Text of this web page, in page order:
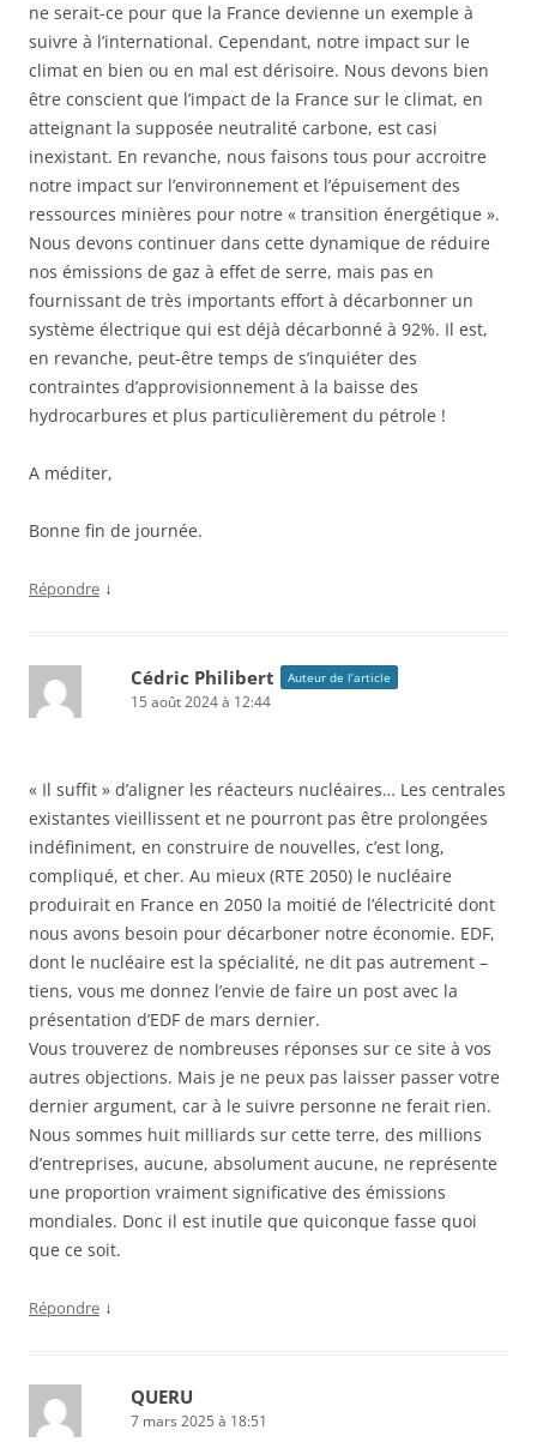
ne serait-ce pour que la France devienne un exemple à
suivre à l’international. Cependant, notre impact sur le
climat en bien ou en mal est dérisoire. Nous devons bien
être conscient que l’impact de la France sur le climat, en
atteignant la supposée neutralité carbone, est casi
inexistant. En revanche, nous faisons tous pour accroitre
notre impact sur l’environnement et l’épuisement des
ressources minières pour notre « transition énergétique ».
Nous devons continuer dans cette dynamique de réduire
nos émissions de gaz à effet de serre, mais pas en
fournissant de très importants effort à décarbonner un
système électrique qui est déjà décarbonné à 92%. Il est,
en revanche, peut-être temps de s’inquiéter des
contraintes d’approvisionnement à la baisse des
hydrocarbures et plus particulièrement du pétrole !
A méditer,
Bonne fin de journée.
Répondre ↓
Cédric Philibert Auteur de l’article
15 août 2024 à 12:44
« Il suffit » d’aligner les réacteurs nucléaires… Les centrales
existantes vieillissent et ne pourront pas être prolongées
indéfiniment, en construire de nouvelles, c’est long,
compliqué, et cher. Au mieux (RTE 2050) le nucléaire
produirait en France en 2050 la moitié de l’électricité dont
nous avons besoin pour décarboner notre économie. EDF,
dont le nucléaire est la spécialité, ne dit pas autrement –
tiens, vous me donnez l’envie de faire un post avec la
présentation d’EDF de mars dernier.
Vous trouverez de nombreuses réponses sur ce site à vos
autres objections. Mais je ne peux pas laisser passer votre
dernier argument, car à le suivre personne ne ferait rien.
Nous sommes huit milliards sur cette terre, des millions
d’entreprises, aucune, absolument aucune, ne représente
une proportion vraiment significative des émissions
mondiales. Donc il est inutile que quiconque fasse quoi
que ce soit.
Répondre ↓
QUERU
7 mars 2025 à 18:51